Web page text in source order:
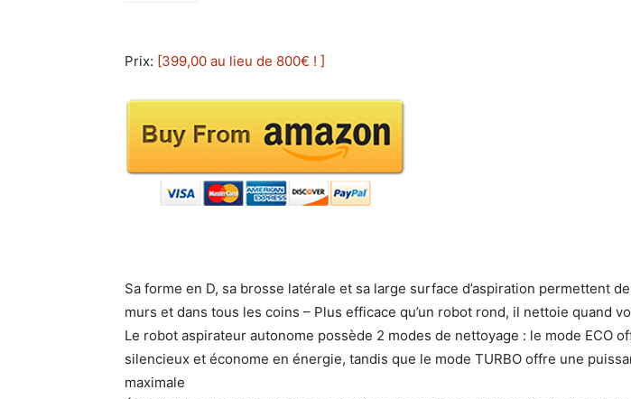
Prix: [399,00 au lieu de 800€ ! ]
Sa forme en D, sa brosse latérale et sa large surface d’aspiration permettent
murs et dans tous les coins – Plus efficace qu’un robot rond, il nettoie quand
Le robot aspirateur autonome possède 2 modes de nettoyage : le mode ECO
silencieux et économe en énergie, tandis que le mode TURBO offre une
maximale